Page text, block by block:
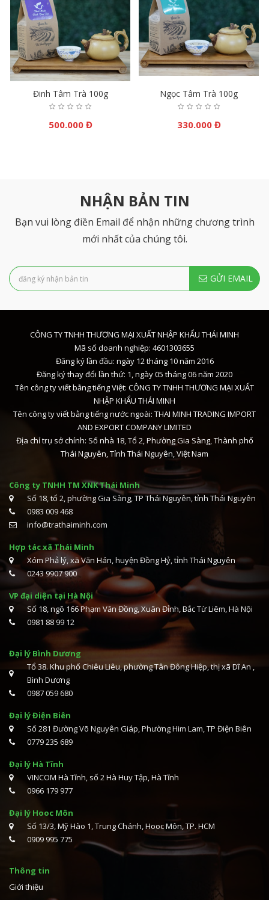
Đinh Tâm Trà 100g
500.000 Đ
Ngọc Tâm Trà 100g
330.000 Đ
NHẬN BẢN TIN
Bạn vui lòng điền Email để nhận những chương trình
mới nhất của chúng tôi.
GỬI EMAIL
CÔNG TY TNHH THƯƠNG MẠI XUẤT NHẬP KHẨU THÁI MINH
Mã số doanh nghiệp: 4601303655
Đăng ký lần đầu: ngày 12 tháng 10 năm 2016
Đăng ký thay đổi lần thứ: 1, ngày 05 tháng 06 năm 2020
Tên công ty viết bằng tiếng Việt: CÔNG TY TNHH THƯƠNG MẠI XUẤT
NHẬP KHẨU THÁI MINH
Tên công ty viết bằng tiếng nước ngoài: THAI MINH TRADING IMPORT
AND EXPORT COMPANY LIMITED
Địa chỉ trụ sở chính: Số nhà 18, Tổ 2, Phường Gia Sàng, Thành phố
Thái Nguyên, Tỉnh Thái Nguyên, Việt Nam
Công ty TNHH TM XNK Thái Minh
Số 18, tổ 2, phường Gia Sàng, TP Thái Nguyên, tỉnh Thái Nguyên
0983 009 468
info@trathaiminh.com
Hợp tác xã Thái Minh
Xóm Phả lý, xã Văn Hán, huyện Đồng Hỷ, tỉnh Thái Nguyên
0243 9907 900
VP đại diện tại Hà Nội
Số 18, ngõ 166 Phạm Văn Đồng, Xuân Đỉnh, Bắc Từ Liêm, Hà Nội
0981 88 99 12
Đại lý Bình Dương
Tổ 38. Khu phố Chiêu Liêu, phường Tân Đông Hiệp, thị xã Dĩ An ,
Bình Dương
0987 059 680
Đại lý Điện Biên
Số 281 Đường Võ Nguyên Giáp, Phường Him Lam, TP Điện Biên
0779 235 689
Đại lý Hà Tĩnh
VINCOM Hà Tĩnh, số 2 Hà Huy Tập, Hà Tĩnh
0966 179 977
Đại lý Hooc Môn
Số 13/3, Mỹ Hào 1, Trung Chánh, Hooc Môn, TP. HCM
0909 995 775
Thông tin
Giới thiệu